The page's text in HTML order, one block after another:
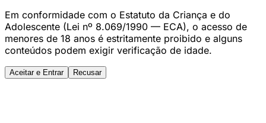
Em conformidade com o Estatuto da Criança e do
Adolescente (Lei nº 8.069/1990 — ECA), o acesso de
menores de 18 anos é estritamente proibido e alguns
conteúdos podem exigir verificação de idade.
Aceitar e Entrar Recusar